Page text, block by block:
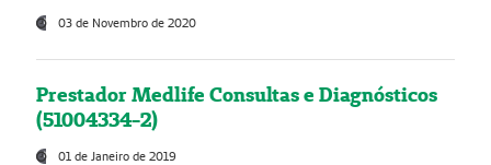
03 de Novembro de 2020
Prestador Medlife Consultas e Diagnósticos
(51004334-2)
01 de Janeiro de 2019